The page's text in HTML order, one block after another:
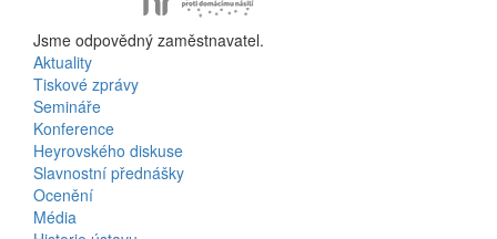
Jsme odpovědný zaměstnavatel.
Bottom
Menu
Activities
Aktuality
Tiskové zprávy
Semináře
Konference
Heyrovského diskuse
Slavnostní přednášky
Ocenění
Média